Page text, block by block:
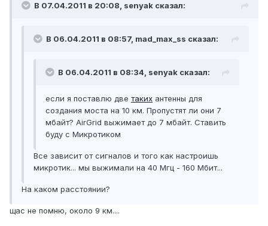
В 07.04.2011 в 20:08, senyak сказал:
В 06.04.2011 в 08:57, mad_max_ss сказал:
В 06.04.2011 в 08:34, senyak сказал:
если я поставлю две таких антенны для
создания моста на 10 км. Пропустят ли они 7
мбайт? AirGrid выжимает до 7 мбайт. Ставить
буду с Микротиком
Все зависит от сигналов и того как настроишь
микротик... мы выжимали на 40 Мгц - 160 Мбит...
На каком расстоянии?
щас не помню, около 9 км....